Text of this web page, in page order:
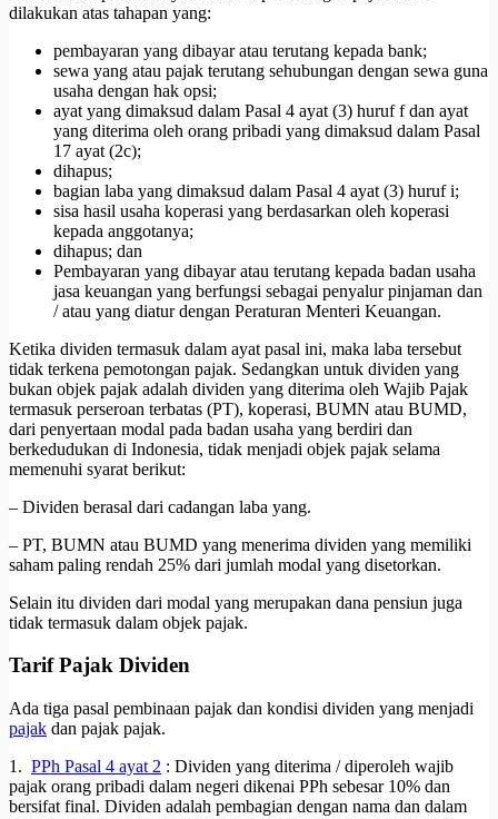
dilakukan atas tahapan yang:
pembayaran yang dibayar atau terutang kepada bank;
sewa yang atau pajak terutang sehubungan dengan sewa guna
usaha dengan hak opsi;
ayat yang dimaksud dalam Pasal 4 ayat (3) huruf f dan ayat
yang diterima oleh orang pribadi yang dimaksud dalam Pasal
17 ayat (2c);
dihapus;
bagian laba yang dimaksud dalam Pasal 4 ayat (3) huruf i;
sisa hasil usaha koperasi yang berdasarkan oleh koperasi
kepada anggotanya;
dihapus; dan
Pembayaran yang dibayar atau terutang kepada badan usaha
jasa keuangan yang berfungsi sebagai penyalur pinjaman dan
/ atau yang diatur dengan Peraturan Menteri Keuangan.
Ketika dividen termasuk dalam ayat pasal ini, maka laba tersebut
tidak terkena pemotongan pajak. Sedangkan untuk dividen yang
bukan objek pajak adalah dividen yang diterima oleh Wajib Pajak
termasuk perseroan terbatas (PT), koperasi, BUMN atau BUMD,
dari penyertaan modal pada badan usaha yang berdiri dan
berkedudukan di Indonesia, tidak menjadi objek pajak selama
memenuhi syarat berikut:
– Dividen berasal dari cadangan laba yang.
– PT, BUMN atau BUMD yang menerima dividen yang memiliki
saham paling rendah 25% dari jumlah modal yang disetorkan.
Selain itu dividen dari modal yang merupakan dana pensiun juga
tidak termasuk dalam objek pajak.
Tarif Pajak Dividen
Ada tiga pasal pembinaan pajak dan kondisi dividen yang menjadi
pajak dan pajak pajak.
1. PPh Pasal 4 ayat 2 : Dividen yang diterima / diperoleh wajib
pajak orang pribadi dalam negeri dikenai PPh sebesar 10% dan
bersifat final. Dividen adalah pembagian dengan nama dan dalam